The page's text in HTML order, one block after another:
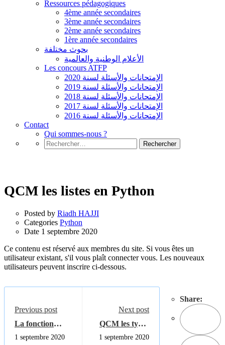
Ressources pédagogiques
4ème année secondaires
3ème année secondaires
2ème année secondaires
1ère année secondaires
بحوث مختلفة
الأعلام الوطنية والعالمية
Les concours ATFP
الإمتحانات والأسئلة لسنة 2020
الإمتحانات والأسئلة لسنة 2019
الإمتحانات والأسئلة لسنة 2018
الإمتحانات والأسئلة لسنة 2017
الإمتحانات والأسئلة لسنة 2016
Contact
Qui sommes-nous ?
Rechercher :
QCM les listes en Python
Posted by Riadh HAJJI
Categories Python
Date 1 septembre 2020
Ce contenu est réservé aux membres du site. Si vous êtes un
utilisateur existant, s'il vous plaît connecter vous. Les nouveaux
utilisateurs peuvent inscrire ci-dessous.
Share:
Previous post
La fonction
Enumerate() en
python
1 septembre 2020
Next post
QCM les types
de données en
Python
1 septembre 2020